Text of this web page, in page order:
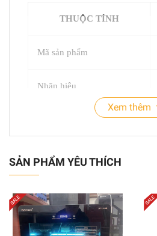
THUỘC TÍNH
Mã sản phẩm
Nhãn hiệu
Tổng công suất động cơ
Xem thêm
SẢN PHẨM YÊU THÍCH